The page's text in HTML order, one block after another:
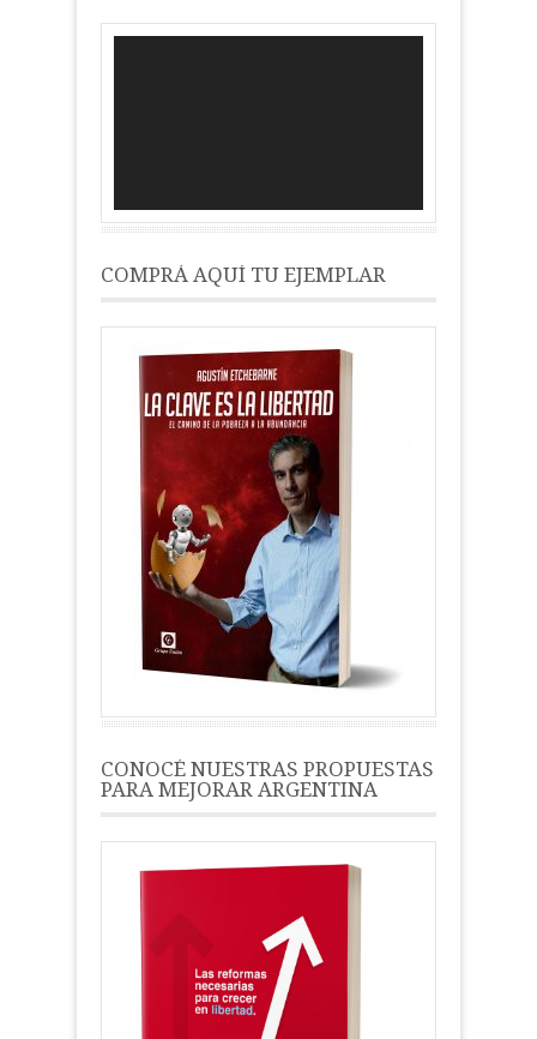
COMPRÁ AQUÍ TU EJEMPLAR
CONOCÉ NUESTRAS PROPUESTAS
PARA MEJORAR ARGENTINA